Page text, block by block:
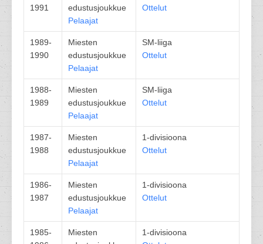
1991
edustusjoukkue
Pelaajat
Ottelut
1989-
1990
Miesten
edustusjoukkue
Pelaajat
SM-liiga
Ottelut
1988-
1989
Miesten
edustusjoukkue
Pelaajat
SM-liiga
Ottelut
1987-
1988
Miesten
edustusjoukkue
Pelaajat
1-divisioona
Ottelut
1986-
1987
Miesten
edustusjoukkue
Pelaajat
1-divisioona
Ottelut
1985-
Miesten
1-divisioona